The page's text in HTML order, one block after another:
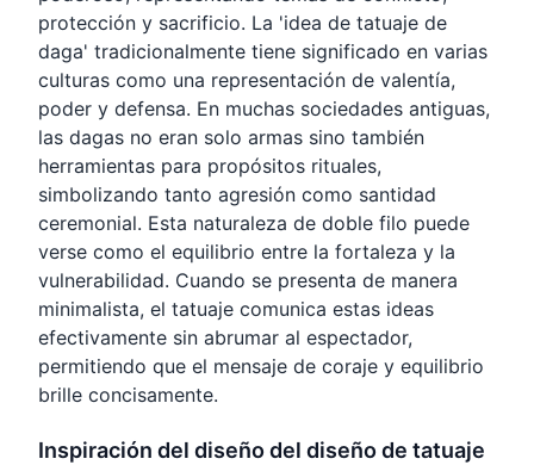
protección y sacrificio. La 'idea de tatuaje de
daga' tradicionalmente tiene significado en varias
culturas como una representación de valentía,
poder y defensa. En muchas sociedades antiguas,
las dagas no eran solo armas sino también
herramientas para propósitos rituales,
simbolizando tanto agresión como santidad
ceremonial. Esta naturaleza de doble filo puede
verse como el equilibrio entre la fortaleza y la
vulnerabilidad. Cuando se presenta de manera
minimalista, el tatuaje comunica estas ideas
efectivamente sin abrumar al espectador,
permitiendo que el mensaje de coraje y equilibrio
brille concisamente.
Inspiración del diseño del diseño de tatuaje